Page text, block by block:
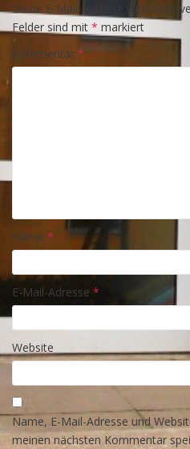
Deine E-Mail-Adresse wird nicht
Felder sind mit * markiert
Kommentar *
Name *
E-Mail-Adresse *
Website
Name, E-Mail-Adresse und
meinen nächsten Kommentar